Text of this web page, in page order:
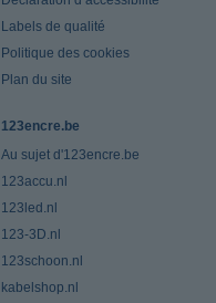
Labels de qualité
Politique des cookies
Plan du site
123encre.be
Au sujet d'123encre.be
123accu.nl
123led.nl
123-3D.nl
123schoon.nl
kabelshop.nl